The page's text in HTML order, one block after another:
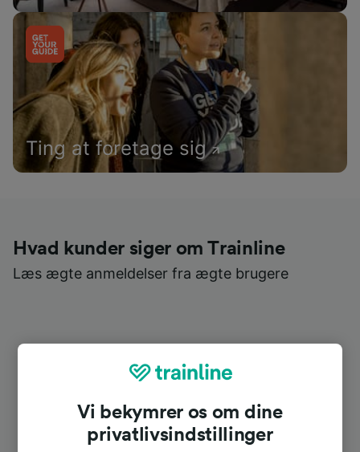
Ting at foretage sig
Hvad kunder siger om Trainline
Læs ægte anmeldelser fra ægte brugere
Vi bekymrer os om dine
privatlivsindstillinger